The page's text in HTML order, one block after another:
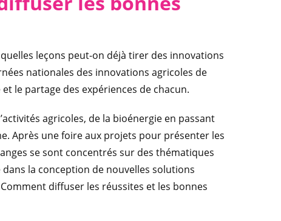
leçons peut-on déjà tirer des innovations
nationales des innovations agricoles de
et le partage des expériences de chacun.
agricoles, de la bioénergie en passant
Après une foire aux projets pour présenter les
se sont concentrés sur des thématiques
la conception de nouvelles solutions
diffuser les réussites et les bonnes